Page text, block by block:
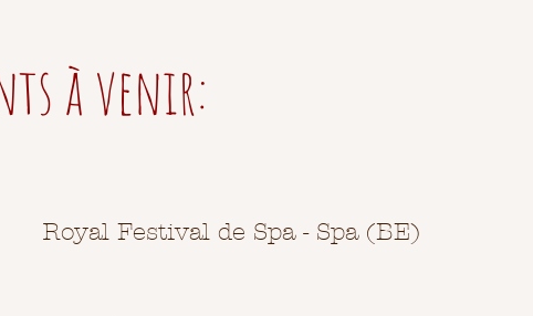
à venir:
Royal Festival de Spa - Spa​ (BE)